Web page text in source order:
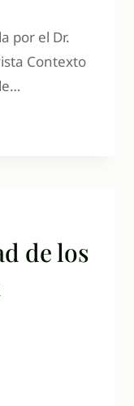
por el Dr.
Contexto
de los